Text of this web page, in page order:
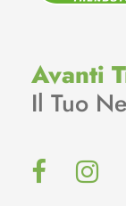
Avanti
Il Tuo